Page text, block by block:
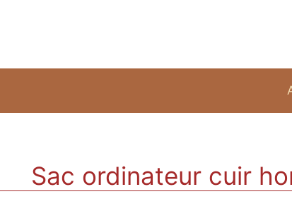
Sac ordinateur cuir